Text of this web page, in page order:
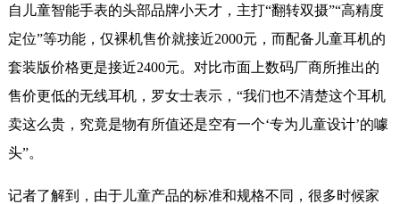
自儿童智能手表的头部品牌小天才，主打“翻转双摄”“高精度
定位”等功能，仅裸机售价就接近2000元，而配备儿童耳机的
套装版价格更是接近2400元。对比市面上数码厂商所推出的
售价更低的无线耳机，罗女士表示，“我们也不清楚这个耳机
卖这么贵，究竟是物有所值还是空有一个‘专为儿童设计’的噱
头”。
记者了解到，由于儿童产品的标准和规格不同，很多时候家